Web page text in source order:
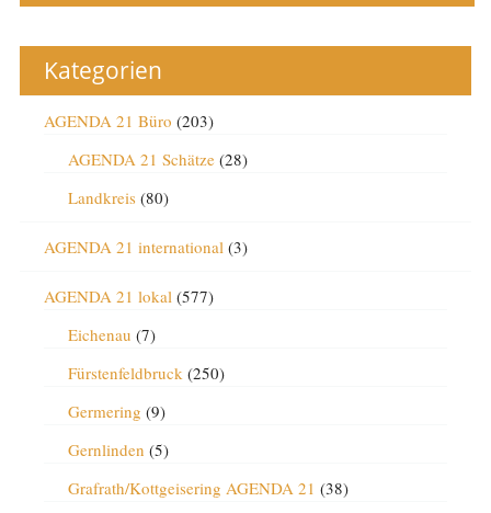
Kategorien
AGENDA 21 Büro (203)
AGENDA 21 Schätze(28)
Landkreis(80)
AGENDA 21 international (3)
AGENDA 21 lokal (577)
Eichenau (7)
Fürstenfeldbruck (250)
Germering (9)
Gernlinden (5)
Grafrath/Kottgeisering AGENDA 21 (38)